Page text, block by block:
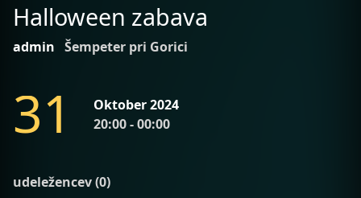
Halloween zabava
admin Šempeter pri Gorici
31
Oktober 2024
20:00 - 00:00
udeležencev (0)